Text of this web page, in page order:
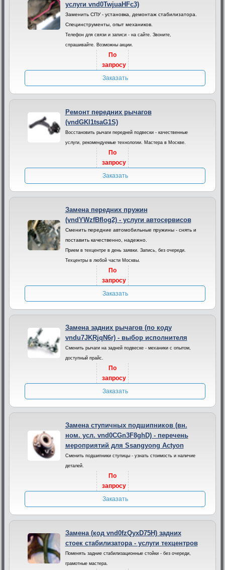
услуги vnd0TwjuaHFc3)
Заменить СПУ - установка, демонтаж стабилизатора.
Специнструменты, опыт механиков.
Телефон для связи и записи - на сайте. Звоните,
спрашивайте. Возможны акции.
По
запросу
Заказать
Ремонт передних рычагов
(vndGKl1tsaG1S)
Восстановить рычаги передней подвески - качественные
услуги, рекомендуемые технологии. Мастера в Москве.
По
запросу
Заказать
Замена передних пружин
(vndYWzfBflog2) - услуги автосервисов
Сменить передние автомобильные пружины - снять и
поставить качественно, надежно.
Прием в техцентре в день заявки. Запись, без очереди.
Техцентры в любой части Москвы.
По
запросу
Заказать
Замена задних рычагов (по коду
vndu7JKRjqN6r) - выбор исполнителя
Сменить рычаги на задней подвеске - механики с опытом,
доступный прайс.
По
запросу
Заказать
Замена ступичных подшипников (вн.
ном. усл. vnd0CGn3F8ghD) - перечень
мероприятий для Ssangyong Actyon
Сменить подшипники ступицы - узнать стоимость и наличие
деталей.
По
запросу
Заказать
Замена (код vnd0fzQyxD75H) задних
стоек стабилизатора - услуги техцентров
Поменять задние стабилизационные стойки - без очереди,
грамотные мастера.